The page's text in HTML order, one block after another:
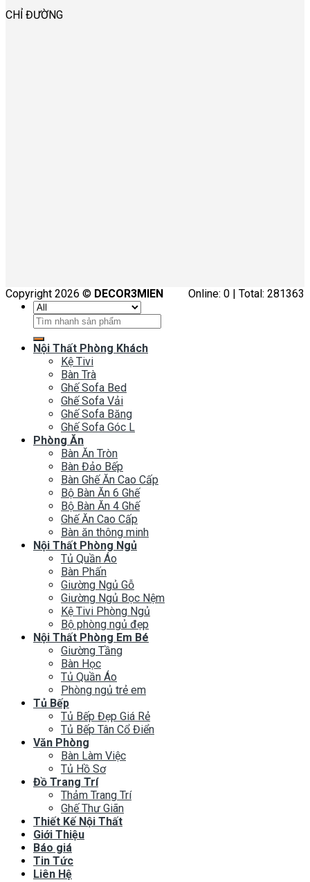
CHỈ ĐƯỜNG
Online: 0 | Total: 281363
Copyright 2026 © DECOR3MIEN
Tìm
Nội Thất Phòng Khách
Kệ Tivi
Bàn Trà
Ghế Sofa Bed
Ghế Sofa Vải
Ghế Sofa Băng
Ghế Sofa Góc L
Phòng Ăn
Bàn Ăn Tròn
Bàn Đảo Bếp
Bàn Ghế Ăn Cao Cấp
Bộ Bàn Ăn 6 Ghế
Bộ Bàn Ăn 4 Ghế
Ghế Ăn Cao Cấp
Bàn ăn thông minh
Nội Thất Phòng Ngủ
Tủ Quần Áo
Bàn Phấn
Giường Ngủ Gỗ
Giường Ngủ Bọc Nệm
Kệ Tivi Phòng Ngủ
Bộ phòng ngủ đẹp
Nội Thất Phòng Em Bé
Giường Tầng
Bàn Học
Tủ Quần Áo
Phòng ngủ trẻ em
Tủ Bếp
Tủ Bếp Đẹp Giá Rẻ
Tủ Bếp Tân Cổ Điển
Văn Phòng
Bàn Làm Việc
Tủ Hồ Sơ
Đồ Trang Trí
Thảm Trang Trí
Ghế Thư Giãn
Thiết Kế Nội Thất
Giới Thiệu
Báo giá
Tin Tức
Liên Hệ